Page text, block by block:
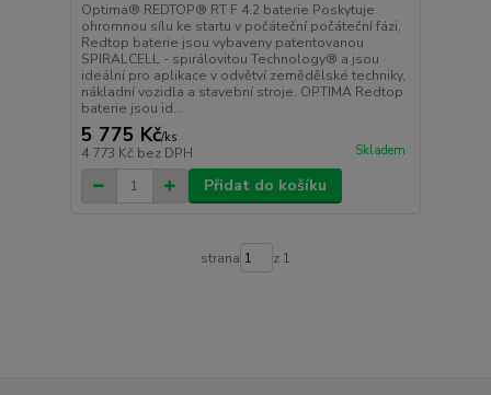
Optima® REDTOP® RT F 4.2 baterie Poskytuje
ohromnou sílu ke startu v počáteční počáteční fázi,
Redtop baterie jsou vybaveny patentovanou
SPIRALCELL - spirálovitou Technology® a jsou
ideální pro aplikace v odvětví zemědělské techniky,
nákladní vozidla a stavební stroje. OPTIMA Redtop
baterie jsou id...
5 775 Kč/ks
4 773 Kč bez DPH Skladem
Přidat do košíku
strana z 1